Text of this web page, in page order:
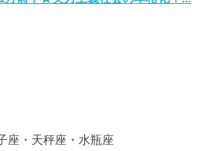
座・天秤座・水瓶座